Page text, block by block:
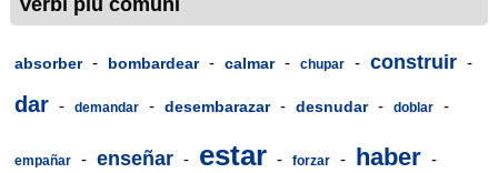
absorber - bombardear - calmar - chupar - construir -
dar - demandar - desembarazar - desnudar - doblar -
empañar - enseñar - estar - forzar - haber -